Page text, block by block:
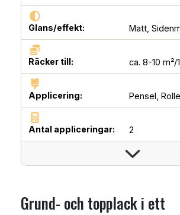
Glans/effekt: Matt,
Räcker till: ca. 8-10 m²/
Applicering: Pensel,
Antal appliceringar: 2
Grund- och topplack i ett